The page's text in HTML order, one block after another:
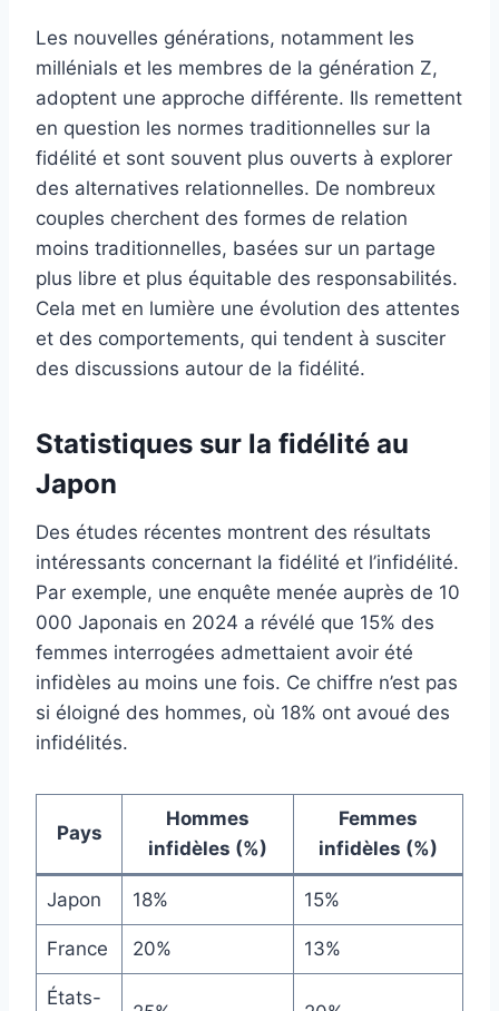
Les nouvelles générations, notamment les
millénials et les membres de la génération Z,
adoptent une approche différente. Ils remettent
en question les normes traditionnelles sur la
fidélité et sont souvent plus ouverts à explorer
des alternatives relationnelles. De nombreux
couples cherchent des formes de relation
moins traditionnelles, basées sur un partage
plus libre et plus équitable des responsabilités.
Cela met en lumière une évolution des attentes
et des comportements, qui tendent à susciter
des discussions autour de la fidélité.
Statistiques sur la fidélité au
Japon
Des études récentes montrent des résultats
intéressants concernant la fidélité et l’infidélité.
Par exemple, une enquête menée auprès de 10
000 Japonais en 2024 a révélé que 15% des
femmes interrogées admettaient avoir été
infidèles au moins une fois. Ce chiffre n’est pas
si éloigné des hommes, où 18% ont avoué des
infidélités.
Pays
Hommes
infidèles (%)
Femmes
infidèles (%)
Japon 18% 15%
France 20% 13%
États-